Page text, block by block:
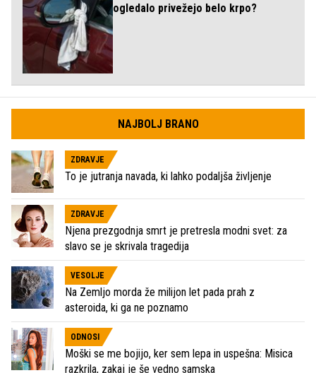
ogledalo privežejo belo krpo?
NAJBOLJ BRANO
ZDRAVJE
To je jutranja navada, ki lahko podaljša življenje
ZDRAVJE
Njena prezgodnja smrt je pretresla modni svet: za
slavo se je skrivala tragedija
VESOLJE
Na Zemljo morda že milijon let pada prah z
asteroida, ki ga ne poznamo
ODNOSI
Moški se me bojijo, ker sem lepa in uspešna: Misica
razkrila, zakaj je še vedno samska